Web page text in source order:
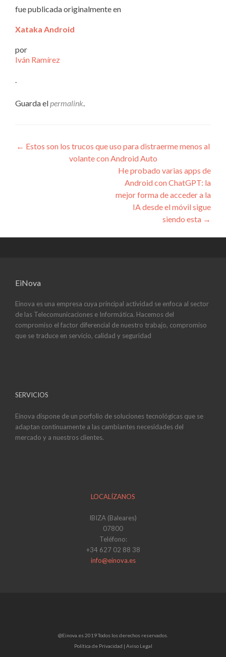
fue publicada originalmente en
Xataka Android
por
Iván Ramírez
.
Guarda elpermalink.
Navegación
← Estos son los trucos que uso para distraerme menos al
volante con Android Auto
He probado varias apps de
Android con ChatGPT: la
mejor forma de acceder a la
IA desde el móvil sigue
siendo esta →
EiNova
Einova es una empresa cuya principal actividad se enfoca al sector
de las Telecomunicaciones e Informática. Hacemos del
compromiso el factor diferencial de nuestro trabajo, compromiso
que se traduce en servicio, calidad y seguridad
SERVICIOS
Einova dispone de un porfolio de soluciones tecnológicas que se
adaptan continuamente a las cambiantes necesidades del
mercado y a nuestros clientes.
LOCALÍZANOS
IBIZA (Baleares)
07800
Teléfono:
+34 627 02 88 38
info@einova.es
@Einova.es 2019 Todos los derechos reservados.
Política de Privacidad | Aviso Legal